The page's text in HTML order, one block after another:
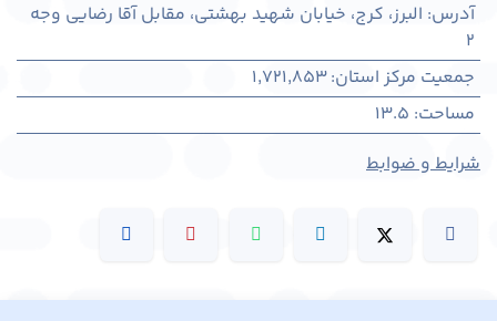
آدرس: البرز، كرج، خیابان شهید بهشتی، مقابل آقا رضایی وجه
2
جمعیت مرکز استان:
1,721,853
مساحت:
13.5
شرایط و ضوابط